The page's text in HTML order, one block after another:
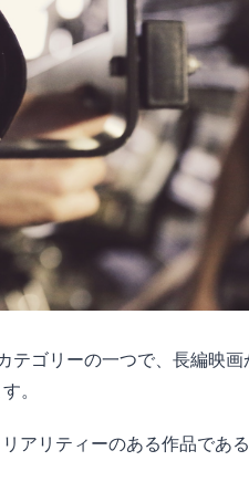
テゴリーの一つで、長編映画
。
アリティーのある作品である